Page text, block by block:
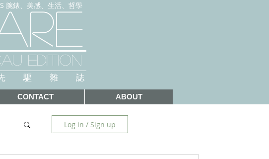
腕錶、美感、生活、哲學
EDITION
驅 雜 誌
CONTACT ABOUT
Log in / Sign up